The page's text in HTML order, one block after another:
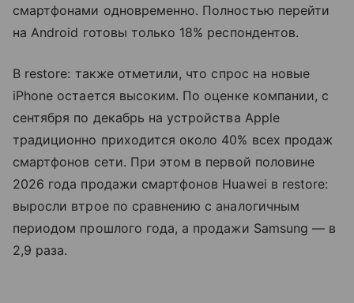
смартфонами одновременно. Полностью перейти
на Android готовы только 18% респондентов.
В restore: также отметили, что спрос на новые
iPhone остается высоким. По оценке компании, с
сентября по декабрь на устройства Apple
традиционно приходится около 40% всех продаж
смартфонов сети. При этом в первой половине
2026 года продажи смартфонов Huawei в restore:
выросли втрое по сравнению с аналогичным
периодом прошлого года, а продажи Samsung — в
2,9 раза.